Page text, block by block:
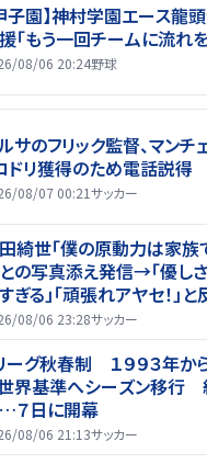
子園】神村学園エース龍
「もう一回チームに流れを
08/06 20:24野球
サのフリック監督、マンチ
ドリ獲得のため電話説
08/07 00:21サッカー
綺世「僕の原動力は家族
の写真添え発信→「優し
ぎる」「頑張れアヤセ！」
08/06 23:28サッカー
ーグ秋春制 １９９３年か
界基準へシーズン移行
７日に開幕
08/06 21:13サッカー